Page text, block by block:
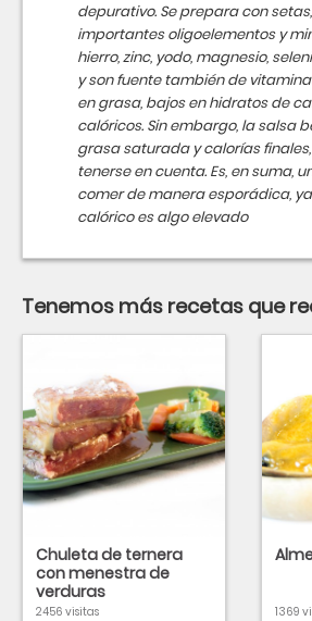
depurativo. Se prepara con
importantes oligoelementos y
hierro, zinc, yodo, magnesio,
y son fuente también de
en grasa, bajos en hidratos de
calóricos. Sin embargo, la salsa
grasa saturada y calorías
tenerse en cuenta. Es, en suma,
comer de manera esporádica,
calórico es algo elevado
Tenemos más recetas que
Chuleta de ternera
con menestra de
verduras
2456 visitas 1369